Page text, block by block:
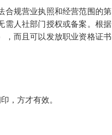
合规营业执照和经营范围的第
需人社部门授权或备案。根据
，而且可以发放职业资格证书
，方才有效。